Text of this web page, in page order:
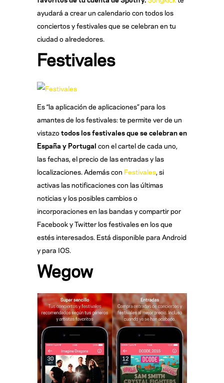
ayudará a crear un calendario con todos los
conciertos y festivales que se celebran en tu
ciudad o alrededores.
Festivales
Es “la aplicación de aplicaciones” para los
amantes de los festivales: te permite ver de un
vistazo todos los festivales que se celebran en
España y Portugal con el cartel de cada uno,
las fechas, el precio de las entradas y las
localizaciones. Además con Festivales, si
activas las notificaciones con las últimas
noticias y los posibles cambios o
incorporaciones en las bandas y compartir por
Facebook y Twitter los festivales en los que
estés interesados. Está disponible para Android
y para IOS.
Wegow